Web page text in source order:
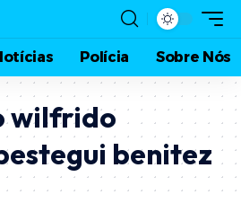
Polícia Sobre Nós
wilfrido
benitez